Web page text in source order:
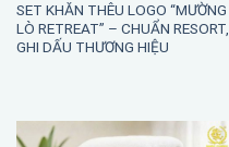
SET KHĂN THÊU LOGO “MƯỜNG
LÒ RETREAT” – CHUẨN RESORT,
GHI DẤU THƯƠNG HIỆU